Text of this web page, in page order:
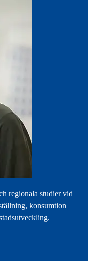
regionala studier vid
konsumtion